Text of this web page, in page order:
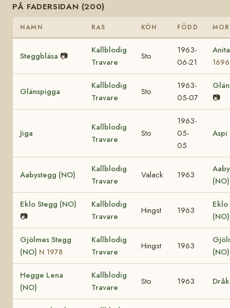
PÅ FADERSIDAN (200)
NAMN RAS KÖN FÖDD MOR
Steggbläsa 📷
Kallblodig
Travare
Sto
1963-
06-21
1696
Glänspigga
Kallblodig
Travare
Sto
1963-
05-07
📷
Jiga
Kallblodig
Travare
Sto
1963-
05-
05
Aspi
Aabystegg (NO)
Kallblodig
Travare
Valack 1963
(NO)
Eklo Stegg (NO)
📷
Kallblodig
Travare
Hingst 1963
Gjölmes Stegg
(NO) N 1978
Kallblodig
Travare
Hingst 1963
(NO)
Hegge Lena
(NO)
Kallblodig
Travare
Sto 1963